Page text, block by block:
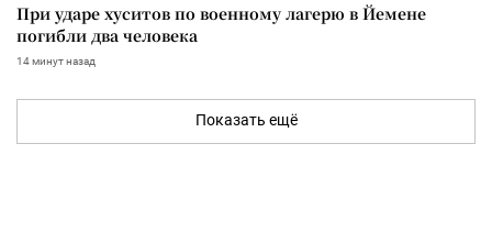
При ударе хуситов по военному лагерю в Йемене
погибли два человека
14 минут назад
Показать ещё